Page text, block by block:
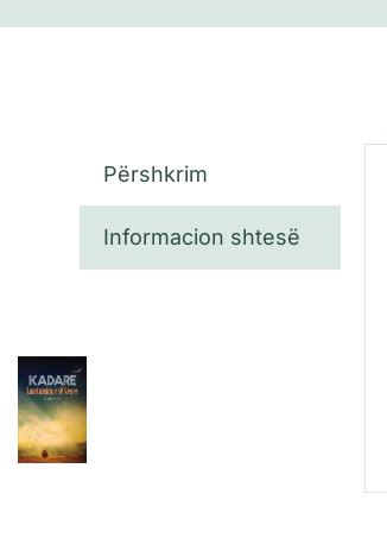
Përshkrim
Informacion shtesë